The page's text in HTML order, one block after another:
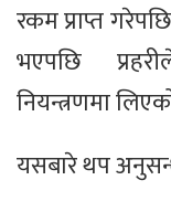
रकम प्राप्त
भएपछि
नियन्त्रणमा
यसबारे थप